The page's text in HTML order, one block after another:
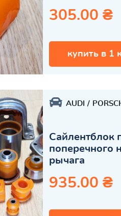
305.00 ₴
купить в 1
AUDI
Сайлентблок
поперечного
рычага
935.00 ₴